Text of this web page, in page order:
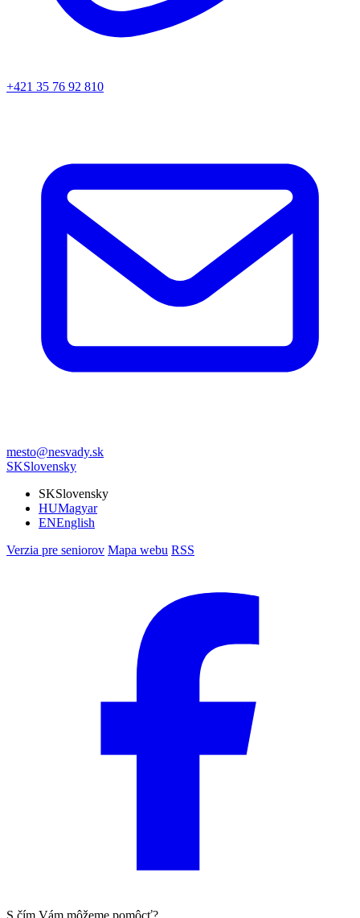
+421 35 76 92 810
mesto@nesvady.sk
SKSlovensky
SKSlovensky
HUMagyar
ENEnglish
Verzia pre seniorov Mapa webu RSS
S čím Vám môžeme pomôcť?